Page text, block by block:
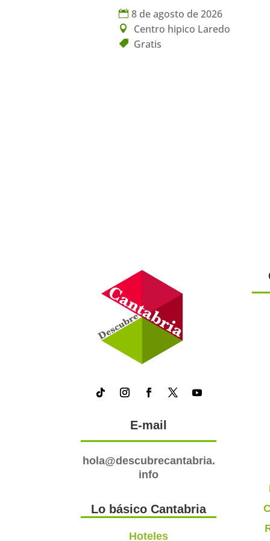
8 de agosto de 2026
Centro hipico Laredo
Gratis
E-mail
hola@descubrecantabria.
info
Lo básico Cantabria
Hoteles